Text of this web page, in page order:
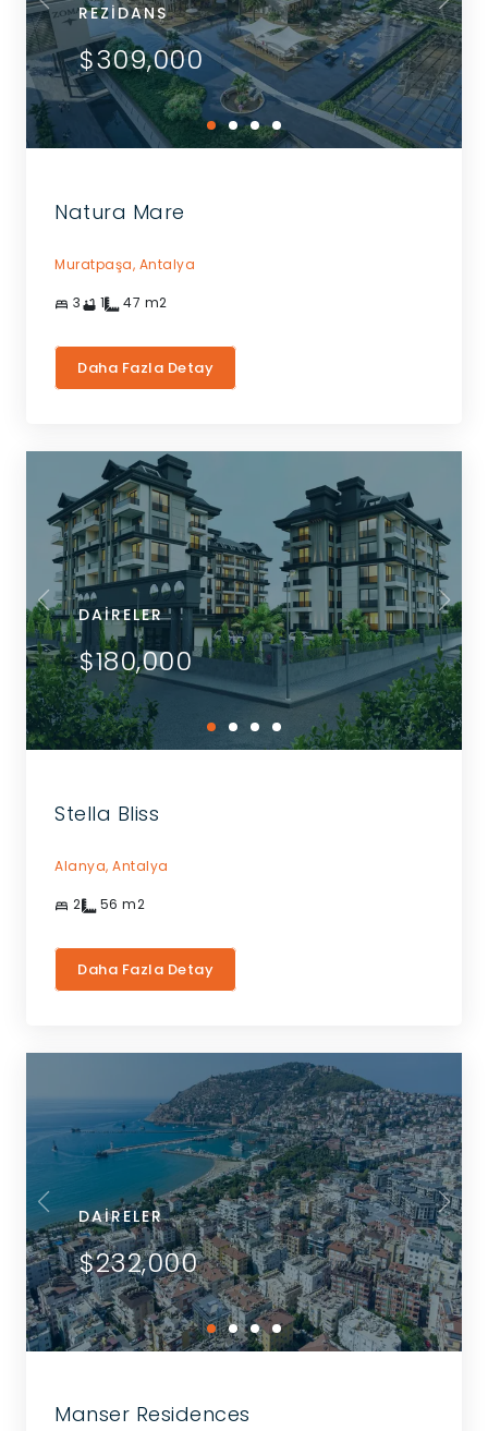
REZIDANS
$309,000
Natura Mare
Muratpaşa, Antalya
3 1 47 m2
Daha Fazla Detay
DAIRELER
$180,000
Stella Bliss
Alanya, Antalya
2 56 m2
Daha Fazla Detay
DAIRELER
$232,000
Manser Residences